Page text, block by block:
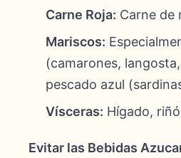
Carne Roja: Carne de
Mariscos:
(camarones,
pescado azul
Vísceras: Hígado,
Evitar las Bebidas